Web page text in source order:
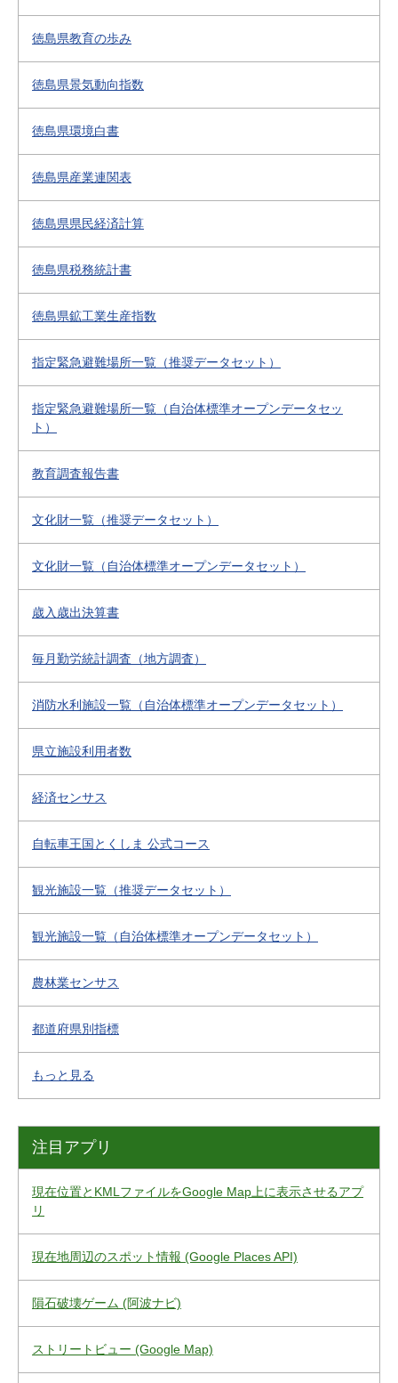
徳島県教育の歩み
徳島県景気動向指数
徳島県環境白書
徳島県産業連関表
徳島県県民経済計算
徳島県税務統計書
徳島県鉱工業生産指数
指定緊急避難場所一覧（推奨データセット）
指定緊急避難場所一覧（自治体標準オープンデータセッ
ト）
教育調査報告書
文化財一覧（推奨データセット）
文化財一覧（自治体標準オープンデータセット）
歳入歳出決算書
毎月勤労統計調査（地方調査）
消防水利施設一覧（自治体標準オープンデータセット）
県立施設利用者数
経済センサス
自転車王国とくしま 公式コース
観光施設一覧（推奨データセット）
観光施設一覧（自治体標準オープンデータセット）
農林業センサス
都道府県別指標
もっと見る
注目アプリ
現在位置とKMLファイルをGoogle Map上に表示させるアプ
リ
現在地周辺のスポット情報 (Google Places API)
隕石破壊ゲーム (阿波ナビ)
ストリートビュー (Google Map)